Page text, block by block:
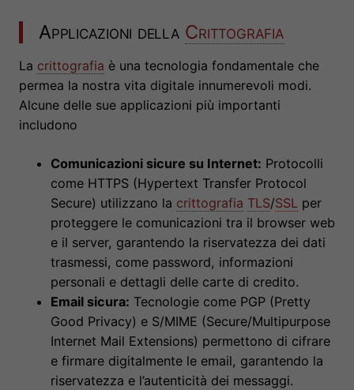
Applicazioni della Crittografia
La crittografia è una tecnologia fondamentale che
permea la nostra vita digitale innumerevoli modi.
Alcune delle sue applicazioni più importanti
includono
Comunicazioni sicure su Internet: Protocolli
come HTTPS (Hypertext Transfer Protocol
Secure) utilizzano la crittografia TLS/SSL per
proteggere le comunicazioni tra il browser web
e il server, garantendo la riservatezza dei dati
trasmessi, come password, informazioni
personali e dettagli delle carte di credito.
Email sicura: Tecnologie come PGP (Pretty
Good Privacy) e S/MIME (Secure/Multipurpose
Internet Mail Extensions) permettono di cifrare
e firmare digitalmente le email, garantendo la
riservatezza e l’autenticità dei messaggi.